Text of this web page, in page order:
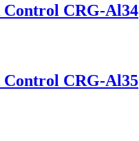
Control CRG-Al34
Control CRG-Al35